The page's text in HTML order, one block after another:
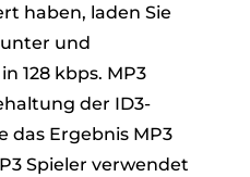
haben, laden Sie
und
128 kbps. MP3
der ID3-
das Ergebnis MP3
Spieler verwendet